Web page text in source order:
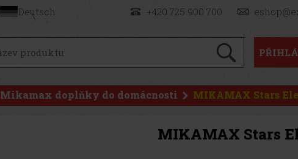
Deutsch +420 725 900 700
Mikamax doplňky do domácnosti MIKAMAX Stars
MIKAMAX Stars